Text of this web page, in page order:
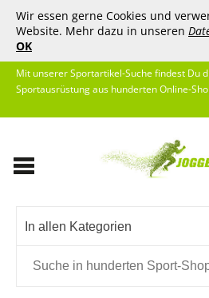
Wir essen gerne Cookies und
Website. Mehr dazu in unseren
OK
Mit unserer Sportartikel-Suche findest Du
Sportausrüstung aus hunderten Online-
In allen Kategorien